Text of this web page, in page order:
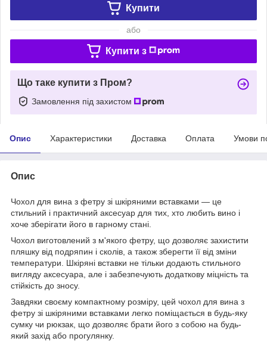
Купити
або
Купити з
Що таке купити з Пром?
Замовлення під захистом
Опис Характеристики Доставка Оплата Умови
Опис
Чохол для вина з фетру зі шкіряними вставками — це
стильний і практичний аксесуар для тих, хто любить вино і
хоче зберігати його в гарному стані.
Чохол виготовлений з м'якого фетру, що дозволяє захистити
пляшку від подряпин і сколів, а також зберегти її від зміни
температури. Шкіряні вставки не тільки додають стильного
вигляду аксесуара, але і забезпечують додаткову міцність та
стійкість до зносу.
Завдяки своєму компактному розміру, цей чохол для вина з
фетру зі шкіряними вставками легко поміщається в будь-яку
сумку чи рюкзак, що дозволяє брати його з собою на будь-
який захід або прогулянку.